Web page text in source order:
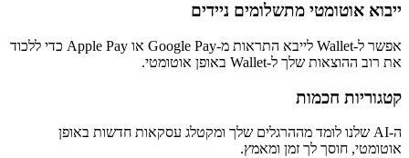
ייבוא אוטומטי מתשלומים ניידים
אפשר ל-Wallet לייבא התראות מ-Google Pay או Apple Pay כדי ללכוד
את רוב ההוצאות שלך ל-Wallet באופן אוטומטי.
קטגוריות חכמות
ה-AI שלנו לומד מההרגלים שלך ומקטלג עסקאות חדשות באופן
אוטומטי, חוסך לך זמן ומאמץ.